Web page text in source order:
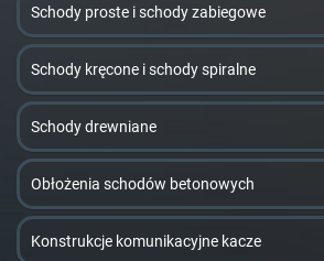
Schody proste i schody zabiegowe
Schody kręcone i schody spiralne
Schody drewniane
Obłożenia schodów betonowych
Konstrukcje komunikacyjne kacze